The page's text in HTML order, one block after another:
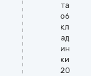
та
об
кл
ад
ин
ки
20